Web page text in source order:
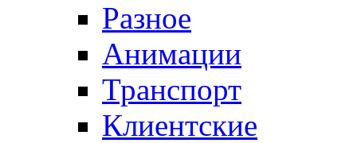
Разное
Анимации
Транспорт
Клиентские